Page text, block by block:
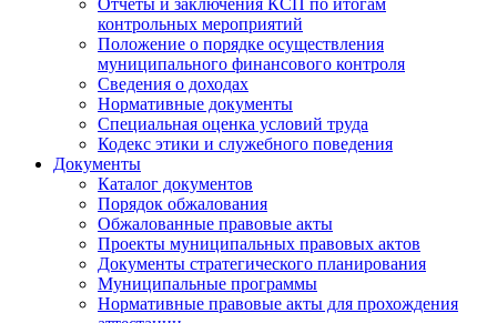
Отчеты и заключения КСП по итогам
контрольных мероприятий
Положение о порядке осуществления
муниципального финансового контроля
Сведения о доходах
Нормативные документы
Специальная оценка условий труда
Кодекс этики и служебного поведения
Документы
Каталог документов
Порядок обжалования
Обжалованные правовые акты
Проекты муниципальных правовых актов
Документы стратегического планирования
Муниципальные программы
Нормативные правовые акты для прохождения